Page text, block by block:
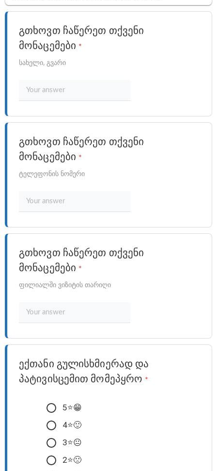
გთხოვთ ჩაწერეთ თქვენი
მონაცემები *
სახელი, გვარი
გთხოვთ ჩაწერეთ თქვენი
მონაცემები *
ტელეფონის ნომერი
გთხოვთ ჩაწერეთ თქვენი
მონაცემები *
ფილიალში ვიზიტის თარიღი
ექთანი გულისხმიერად და
პატივისცემით მომეპყრო *
5⭐️😁
4⭐️🙂
3⭐️😐
2⭐️🙁